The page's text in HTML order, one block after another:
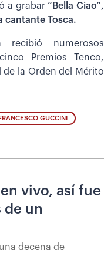
a grabar“Bella Ciao”,
cantante Tosca.
numerosos
Premios Tenco,
la Orden del Mérito
FRANCESCO GUCCINI
vivo, así fue
de un
decena de